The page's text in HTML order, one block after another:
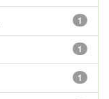
1
1
1